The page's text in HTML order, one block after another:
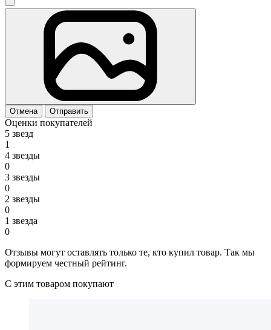
Отмена Отправить
Оценки покупателей
5 звезд
1
4 звезды
0
3 звезды
0
2 звезды
0
1 звезда
0
Отзывы могут оставлять только те, кто купил товар. Так мы
формируем честный рейтинг.
С этим товаром покупают